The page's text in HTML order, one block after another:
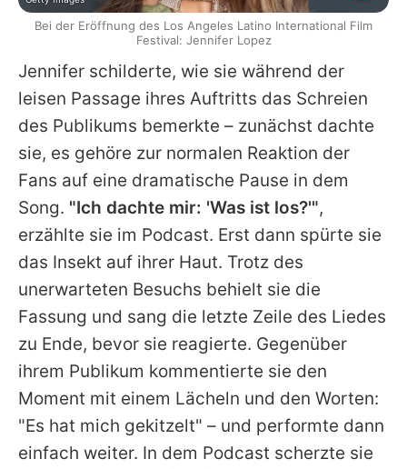
Jennifer schilderte, wie sie während der
leisen Passage ihres Auftritts das Schreien
des Publikums bemerkte – zunächst dachte
sie, es gehöre zur normalen Reaktion der
Fans auf eine dramatische Pause in dem
Song. "Ich dachte mir: 'Was ist los?'",
erzählte sie im Podcast. Erst dann spürte sie
das Insekt auf ihrer Haut. Trotz des
unerwarteten Besuchs behielt sie die
Fassung und sang die letzte Zeile des Liedes
zu Ende, bevor sie reagierte. Gegenüber
ihrem Publikum kommentierte sie den
Moment mit einem Lächeln und den Worten:
"Es hat mich gekitzelt" – und performte dann
einfach weiter. In dem Podcast scherzte sie
Bei der Eröffnung des Los Angeles Latino International Film
Festival: Jennifer Lopez